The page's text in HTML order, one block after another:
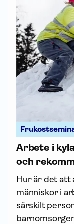
Arbete i
och
Hur är det att
människor i
särskilt